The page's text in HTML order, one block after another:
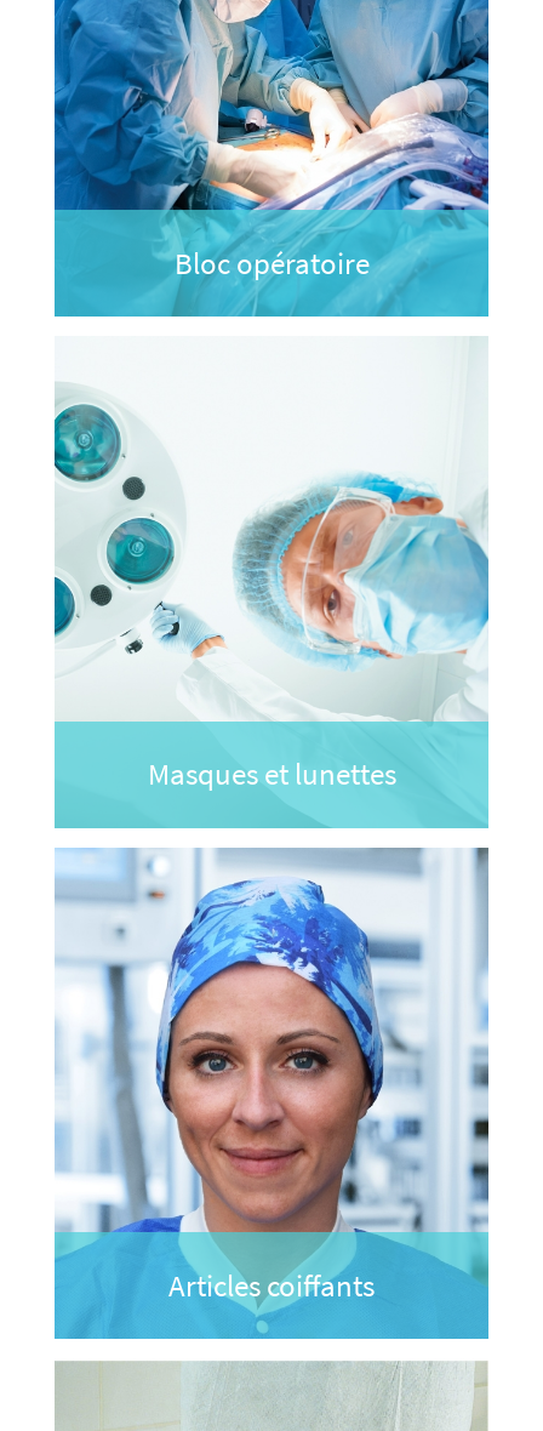
Bloc opératoire
Masques et lunettes
Articles coiffants